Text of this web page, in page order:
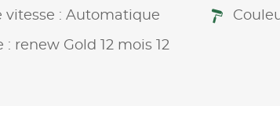
vitesse : Automatique
: renew Gold 12 mois 12